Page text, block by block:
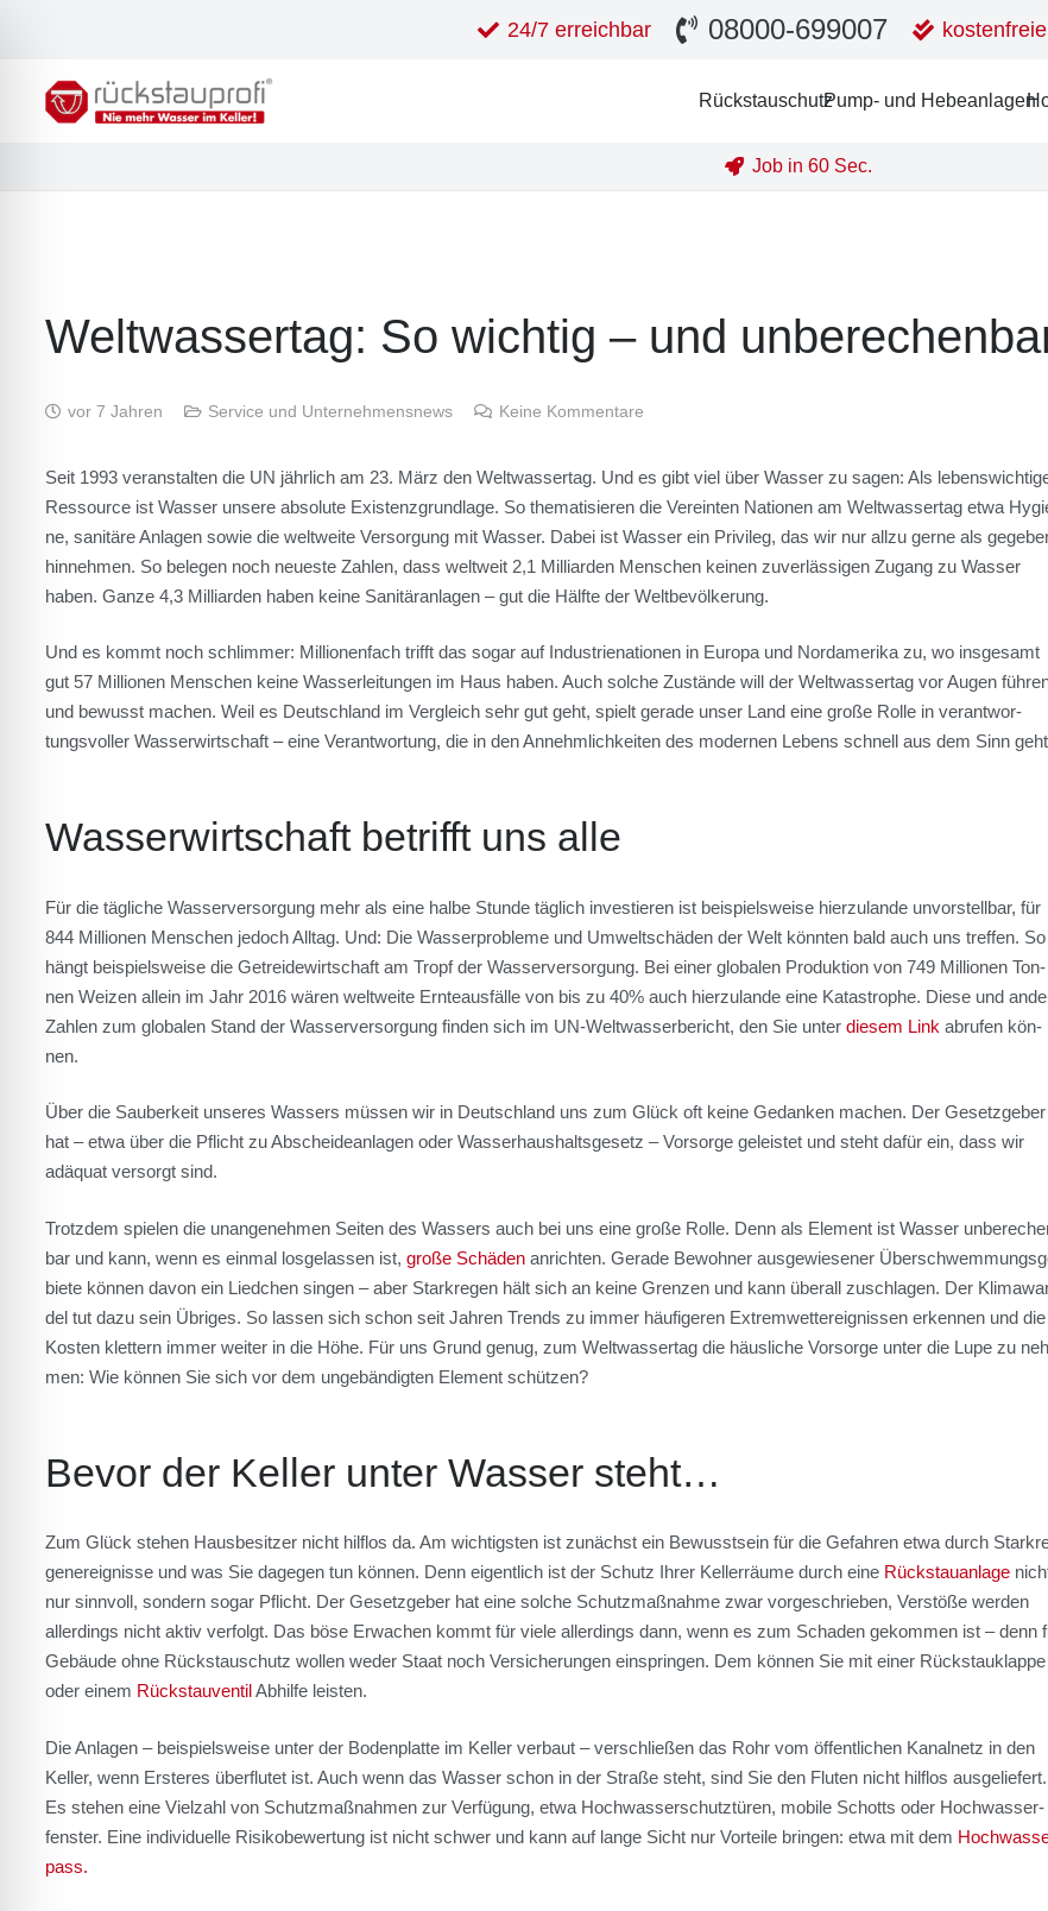
24/7 erreichbar 08000-699007
Rückstau­schutzPump- und Hebe­an­la­gen
Job in 60 Sec.
Welt­was­ser­tag: So wich­tig – und
vor 7 Jahren Service und Unternehmensnews Keine Kommentare
Seit 1993 ver­an­stal­ten die UN jähr­lich am 23. März den Welt­was­ser­tag. Und es gibt viel über Was­ser zu sagen: Als
Res­sour­ce ist Was­ser unse­re abso­lu­te Exis­tenz­grund­la­ge. So the­ma­ti­sie­ren die Ver­ein­ten Natio­nen am Welt­was­ser­tag etwa
ne, sani­tä­re Anla­gen sowie die welt­wei­te Ver­sor­gung mit Was­ser. Dabei ist Was­ser ein Pri­vi­leg, das wir nur all­zu ger­ne als
hin­neh­men. So bele­gen noch neu­es­te Zah­len, dass welt­weit 2,1 Mil­li­ar­den Men­schen kei­nen zuver­läs­si­gen Zugang zu Was­ser
haben. Gan­ze 4,3 Mil­li­ar­den haben kei­ne Sani­tär­an­la­gen – gut die Hälf­te der Welt­be­völ­ke­rung.
Und es kommt noch schlim­mer: Mil­lio­nen­fach trifft das sogar auf Indus­trie­na­tio­nen in Euro­pa und Nord­ame­ri­ka zu, wo ins­ge­samt
gut 57 Mil­lio­nen Men­schen kei­ne Was­ser­lei­tun­gen im Haus haben. Auch sol­che Zustän­de will der Welt­was­ser­tag vor Augen
und bewusst machen. Weil es Deutsch­land im Ver­gleich sehr gut geht, spielt gera­de unser Land eine gro­ße Rol­le in ver­ant­wor­
tungs­vol­ler Was­ser­wirt­schaft – eine Ver­ant­wor­tung, die in den Annehm­lich­kei­ten des moder­nen Lebens schnell aus dem Sinn
Was­ser­wirt­schaft betrifft uns alle
Für die täg­li­che Was­ser­ver­sor­gung mehr als eine hal­be Stun­de täg­lich inves­tie­ren ist bei­spiels­wei­se hier­zu­lan­de unvor­stell­bar, für
844 Mil­lio­nen Men­schen jedoch All­tag. Und: Die Was­ser­pro­ble­me und Umwelt­schä­den der Welt könn­ten bald auch uns tref­fen. So
hängt bei­spiels­wei­se die Getrei­de­wirt­schaft am Tropf der Was­ser­ver­sor­gung. Bei einer glo­ba­len Pro­duk­ti­on von 749 Mil­lio­nen Ton­
nen Wei­zen allein im Jahr 2016 wären welt­wei­te Ern­te­aus­fäl­le von bis zu 40% auch hier­zu­lan­de eine Kata­stro­phe. Die­se und
Zah­len zum glo­ba­len Stand der Was­ser­ver­sor­gung fin­den sich im UN-Welt­was­ser­be­richt, den Sie unter die­sem Link abru­fen kön­
nen.
Über die Sau­ber­keit unse­res Was­sers müs­sen wir in Deutsch­land uns zum Glück oft kei­ne Gedan­ken machen. Der Gesetz­ge­ber
hat – etwa über die Pflicht zu Abschei­de­an­la­gen oder Was­ser­haus­halts­ge­setz – Vor­sor­ge geleis­tet und steht dafür ein, dass wir
adäquat ver­sorgt sind.
Trotz­dem spie­len die unan­ge­neh­men Sei­ten des Was­sers auch bei uns eine gro­ße Rol­le. Denn als Ele­ment ist Was­ser
bar und kann, wenn es ein­mal los­ge­las­sen ist, gro­ße Schä­denanrich­ten. Gera­de Bewoh­ner aus­ge­wie­se­ner
bie­te kön­nen davon ein Lied­chen sin­gen – aber Stark­re­gen hält sich an kei­ne Gren­zen und kann über­all zuschla­gen. Der
del tut dazu sein Übri­ges. So las­sen sich schon seit Jah­ren Trends zu immer häu­fi­ge­ren Extrem­wett­ereig­nis­sen erken­nen und die
Kos­ten klet­tern immer wei­ter in die Höhe. Für uns Grund genug, zum Welt­was­ser­tag die häus­li­che Vor­sor­ge unter die Lupe zu
men: Wie kön­nen Sie sich vor dem unge­bän­dig­ten Ele­ment schüt­zen?
Bevor der Kel­ler unter Was­ser steht…
Zum Glück ste­hen Haus­be­sit­zer nicht hilf­los da. Am wich­tigs­ten ist zunächst ein Bewusst­sein für die Gefah­ren etwa durch
gen­er­eig­nis­se und was Sie dage­gen tun kön­nen. Denn eigent­lich ist der Schutz Ihrer Kel­ler­räu­me durch eine Rück­stau­an­la­ge
nur sinn­voll, son­dern sogar Pflicht. Der Gesetz­ge­ber hat eine sol­che Schutz­maß­nah­me zwar vor­ge­schrie­ben, Ver­stö­ße wer­den
aller­dings nicht aktiv ver­folgt. Das böse Erwa­chen kommt für vie­le aller­dings dann, wenn es zum Scha­den gekom­men ist – denn
Gebäu­de ohne Rückstau­schutz wol­len weder Staat noch Ver­si­che­run­gen ein­sprin­gen. Dem kön­nen Sie mit einer Rück­stau­klap­pe
oder einem Rück­stau­ven­tilAbhil­fe leis­ten.
Die Anla­gen – bei­spiels­wei­se unter der Boden­plat­te im Kel­ler ver­baut – ver­schlie­ßen das Rohr vom öffent­li­chen Kanal­netz in den
Kel­ler, wenn Ers­te­res über­flu­tet ist. Auch wenn das Was­ser schon in der Stra­ße steht, sind Sie den Flu­ten nicht hilf­los aus­ge­lie­fert.
Es ste­hen eine Viel­zahl von Schutz­maß­nah­men zur Ver­fü­gung, etwa Hoch­was­ser­schutz­tü­ren, mobi­le Schotts oder Hoch­was­ser­
fens­ter. Eine indi­vi­du­el­le Risi­ko­be­wer­tung ist nicht schwer und kann auf lan­ge Sicht nur Vor­tei­le brin­gen: etwa mit dem
pass.